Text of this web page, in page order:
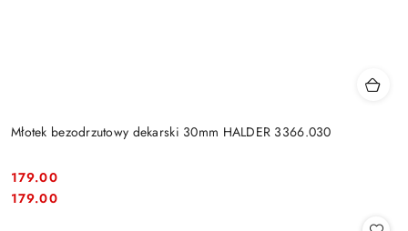
Młotek bezodrzutowy dekarski 30mm HALDER 3366.030
Cena:
179.00
Cena:
179.00